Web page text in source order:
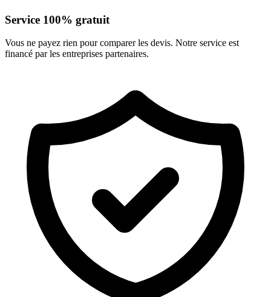
Service 100% gratuit
Vous ne payez rien pour comparer les devis. Notre service est
financé par les entreprises partenaires.